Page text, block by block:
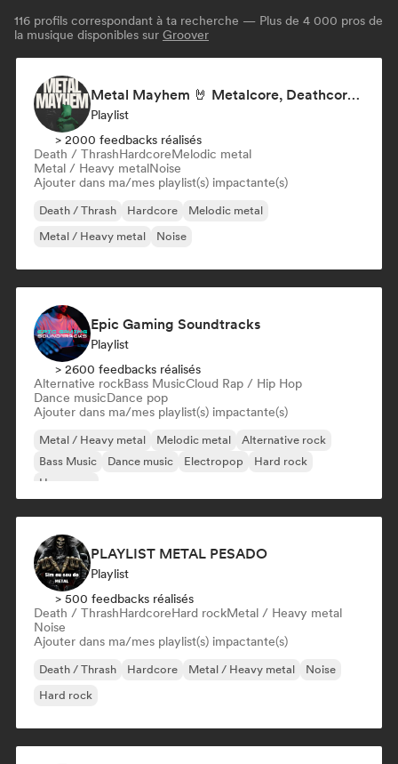
116 profils correspondant à ta recherche — Plus de 4 000 pros de
la musique disponibles sur Groover
Metal Mayhem 🤘 Metalcore, Deathcore & Progressive Metal
Playlist
> 2000 feedbacks réalisés
Death / ThrashHardcoreMelodic metal
Metal / Heavy metalNoise
Ajouter dans ma/mes playlist(s) impactante(s)
Death / Thrash Hardcore
Melodic metal
Metal / Heavy metal
Noise
Epic Gaming Soundtracks
Playlist
> 2600 feedbacks réalisés
Alternative rockBass MusicCloud Rap / Hip Hop
Dance musicDance pop
Ajouter dans ma/mes playlist(s) impactante(s)
Metal / Heavy metal Melodic metal
Alternative rock
Bass Music
Dance music Electropop
Hard rock
Hyperpop
PLAYLIST METAL PESADO
Playlist
> 500 feedbacks réalisés
Death / ThrashHardcoreHard rockMetal / Heavy metal
Noise
Ajouter dans ma/mes playlist(s) impactante(s)
Death / Thrash Hardcore Metal / Heavy metal
Noise
Hard rock